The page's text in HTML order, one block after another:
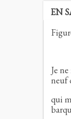
EN
Je
neuf
qui